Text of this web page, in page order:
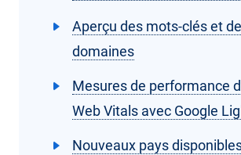
Aperçu des mots-clés et
domaines
Mesures de performance
Web Vitals avec Google
Nouveaux pays